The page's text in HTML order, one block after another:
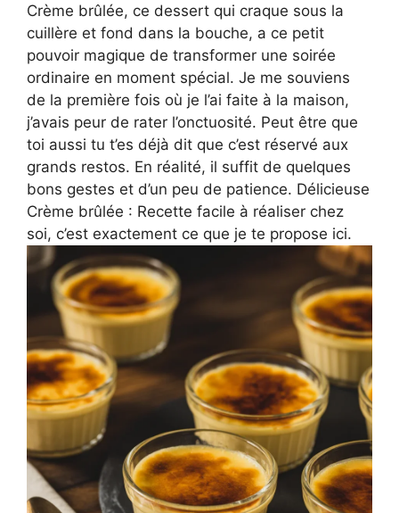
Crème brûlée, ce dessert qui craque sous la
cuillère et fond dans la bouche, a ce petit
pouvoir magique de transformer une soirée
ordinaire en moment spécial. Je me souviens
de la première fois où je l’ai faite à la maison,
j’avais peur de rater l’onctuosité. Peut être que
toi aussi tu t’es déjà dit que c’est réservé aux
grands restos. En réalité, il suffit de quelques
bons gestes et d’un peu de patience. Délicieuse
Crème brûlée : Recette facile à réaliser chez
soi, c’est exactement ce que je te propose ici.